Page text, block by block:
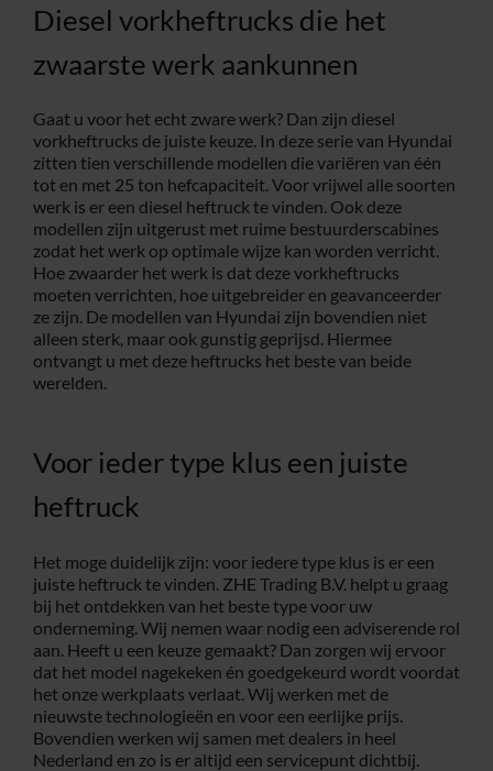
Diesel vorkheftrucks die het
zwaarste werk aankunnen
Gaat u voor het echt zware werk? Dan zijn diesel
vorkheftrucks de juiste keuze. In deze serie van Hyundai
zitten tien verschillende modellen die variëren van één
tot en met 25 ton hefcapaciteit. Voor vrijwel alle soorten
werk is er een diesel heftruck te vinden. Ook deze
modellen zijn uitgerust met ruime bestuurderscabines
zodat het werk op optimale wijze kan worden verricht.
Hoe zwaarder het werk is dat deze vorkheftrucks
moeten verrichten, hoe uitgebreider en geavanceerder
ze zijn. De modellen van Hyundai zijn bovendien niet
alleen sterk, maar ook gunstig geprijsd. Hiermee
ontvangt u met deze heftrucks het beste van beide
werelden.
Voor ieder type klus een juiste
heftruck
Het moge duidelijk zijn: voor iedere type klus is er een
juiste heftruck te vinden. ZHE Trading B.V. helpt u graag
bij het ontdekken van het beste type voor uw
onderneming. Wij nemen waar nodig een adviserende rol
aan. Heeft u een keuze gemaakt? Dan zorgen wij ervoor
dat het model nagekeken én goedgekeurd wordt voordat
het onze werkplaats verlaat. Wij werken met de
nieuwste technologieën en voor een eerlijke prijs.
Bovendien werken wij samen met dealers in heel
Nederland en zo is er altijd een servicepunt dichtbij.